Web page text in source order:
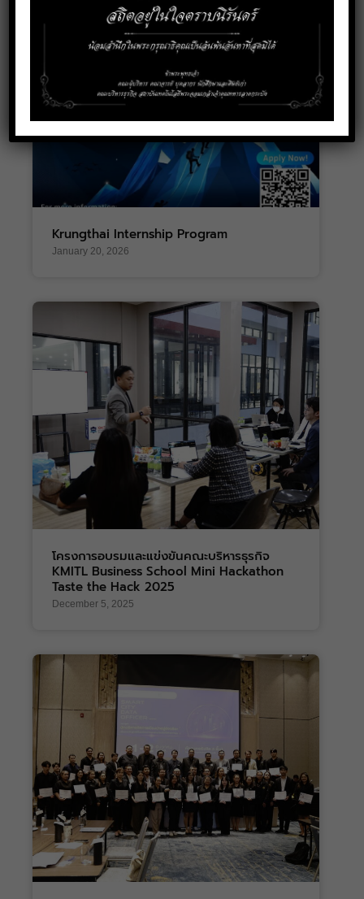
Krungthai Internship Program
January 20, 2026
โครงการอบรมและแข่งขันคณะบริหารธุรกิจ
KMITL Business School Mini Hackathon
Taste the Hack 2025
December 5, 2025